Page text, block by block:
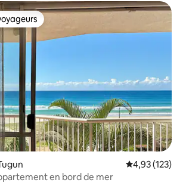
Évaluation
4,93 (123)
en bord de mer